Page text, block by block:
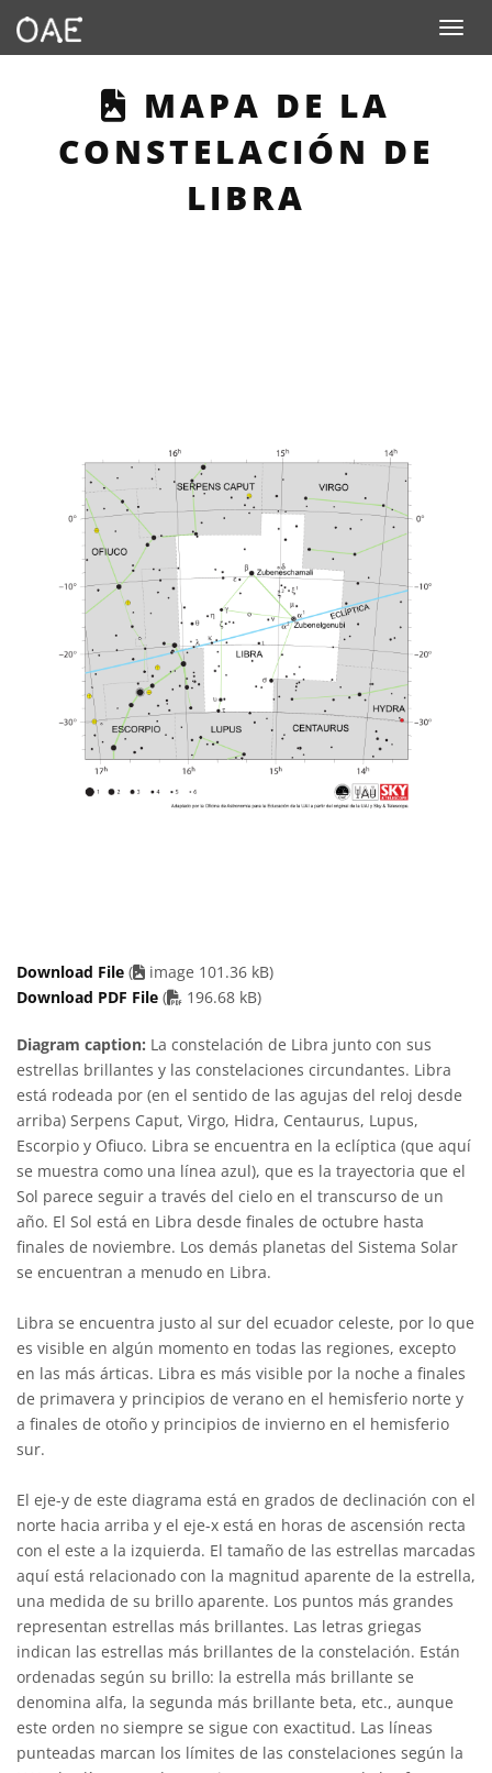
Toggle
THIS PAGE
MAPA DE LA
CONSTELACIÓN DE
LIBRA
Download File (
image 101.36 kB)
Download PDF File ( PDF file
196.68 kB)
Diagram caption: La constelación de Libra junto con sus
estrellas brillantes y las constelaciones circundantes. Libra
está rodeada por (en el sentido de las agujas del reloj desde
arriba) Serpens Caput, Virgo, Hidra, Centaurus, Lupus,
Escorpio y Ofiuco. Libra se encuentra en la eclíptica (que aquí
se muestra como una línea azul), que es la trayectoria que el
Sol parece seguir a través del cielo en el transcurso de un
año. El Sol está en Libra desde finales de octubre hasta
finales de noviembre. Los demás planetas del Sistema Solar
se encuentran a menudo en Libra.
Libra se encuentra justo al sur del ecuador celeste, por lo que
es visible en algún momento en todas las regiones, excepto
en las más árticas. Libra es más visible por la noche a finales
de primavera y principios de verano en el hemisferio norte y
a finales de otoño y principios de invierno en el hemisferio
sur.
El eje-y de este diagrama está en grados de declinación con el
norte hacia arriba y el eje-x está en horas de ascensión recta
con el este a la izquierda. El tamaño de las estrellas marcadas
aquí está relacionado con la magnitud aparente de la estrella,
una medida de su brillo aparente. Los puntos más grandes
representan estrellas más brillantes. Las letras griegas
indican las estrellas más brillantes de la constelación. Están
ordenadas según su brillo: la estrella más brillante se
denomina alfa, la segunda más brillante beta, etc., aunque
este orden no siempre se sigue con exactitud. Las líneas
punteadas marcan los límites de las constelaciones según la